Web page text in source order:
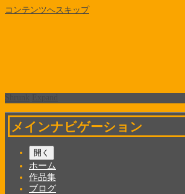
コンテンツへスキップ
メインナビゲーション
開く
ホーム
作品集
ブログ